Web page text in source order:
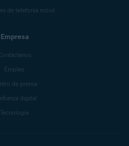
de telefonía móvil
Empresa
Empleo
de prensa
digital
Tecnología